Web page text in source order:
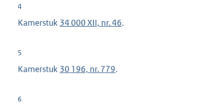
4
Kamerstuk 34 000 XII, nr. 46.
5
Kamerstuk 30 196, nr. 779.
6